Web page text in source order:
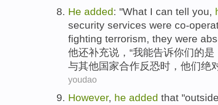
He added: "What I can tell you
security services were co-
fighting terrorism they were
他还补充说，“我能告诉你们的是
与其他国家合作反恐时 ， 他们绝
youdao
However, he added that "